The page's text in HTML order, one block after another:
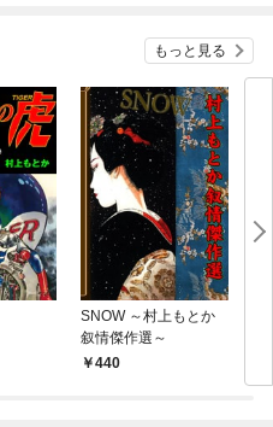
もっと見る
SNOW ～村上もとか
叙情傑作選～
440